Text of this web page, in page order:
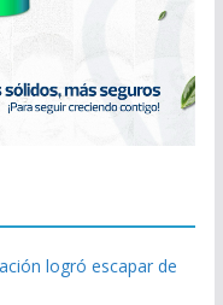
logró escapar de